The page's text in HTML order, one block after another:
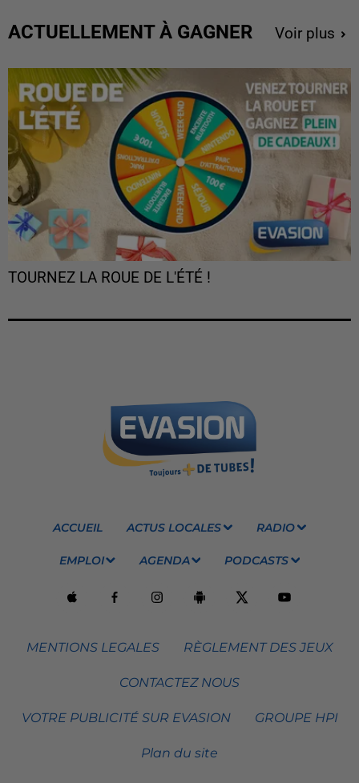
ACTUELLEMENT À GAGNER Voir plus
TOURNEZ LA ROUE DE L'ÉTÉ !
ACCUEIL ACTUS LOCALES RADIO
EMPLOI AGENDA PODCASTS
MENTIONS LEGALES RÈGLEMENT DES JEUX
CONTACTEZ NOUS
VOTRE PUBLICITÉ SUR EVASION GROUPE HPI
Plan du site